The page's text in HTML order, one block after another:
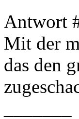
Antwort
Mit der
das den